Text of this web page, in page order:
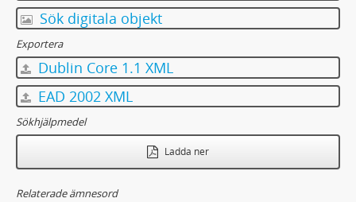
Sök digitala objekt
Exportera
Dublin Core 1.1 XML
EAD 2002 XML
Sökhjälpmedel
Ladda ner
Relaterade ämnesord